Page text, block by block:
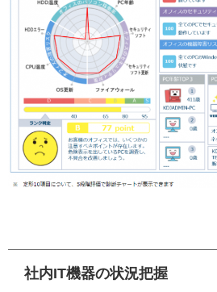
社内IT機器の状況把握